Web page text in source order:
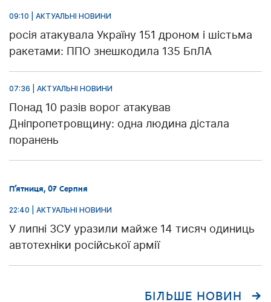
09:10 | АКТУАЛЬНІ НОВИНИ
росія атакувала Україну 151 дроном і шістьма
ракетами: ППО знешкодила 135 БпЛА
07:36 | АКТУАЛЬНІ НОВИНИ
Понад 10 разів ворог атакував
Дніпропетровщину: одна людина дістала
поранень
П’ятниця, 07 Серпня
22:40 | АКТУАЛЬНІ НОВИНИ
У липні ЗСУ уразили майже 14 тисяч одиниць
автотехніки російської армії
БІЛЬШЕ НОВИН